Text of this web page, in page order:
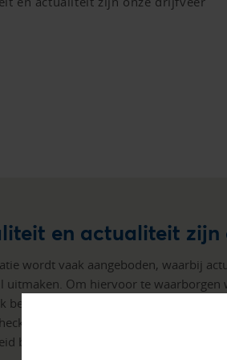
en actualiteit zijn
wordt vaak aangeboden, waarbij
uitmaken. Om hiervoor te waarborgen
bestaand uit experts op dit gebied, en
van hoge kwaliteit. Zo profiteert u
bij uw beslissingen.